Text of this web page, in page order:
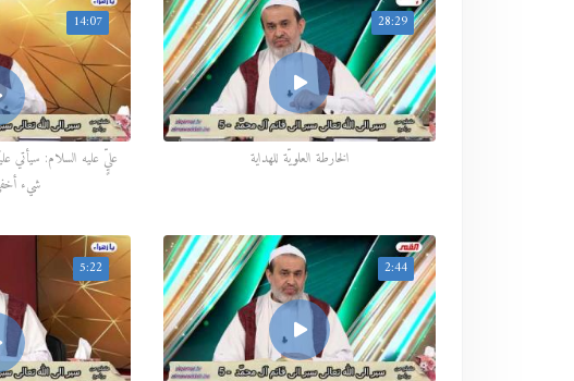
28:29
الخارطة العلويّة للهداية
14:07
عليٍّ عليه السلام:
شيء
2:44
5:22